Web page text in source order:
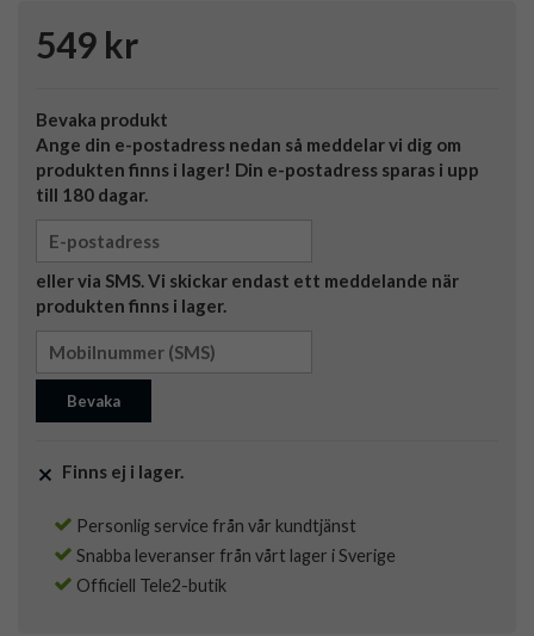
549 kr
Bevaka produkt
Ange din e-postadress nedan så meddelar vi dig om
produkten finns i lager! Din e-postadress sparas i upp
till 180 dagar.
eller via SMS. Vi skickar endast ett meddelande när
produkten finns i lager.
Bevaka
Finns ej i lager.
Personlig service från vår kundtjänst
Snabba leveranser från vårt lager i Sverige
Officiell Tele2-butik